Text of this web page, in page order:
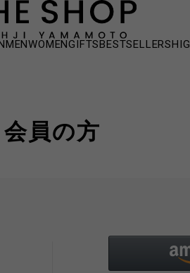
MENWOMENGIFTSBESTSELLERS
会員の方